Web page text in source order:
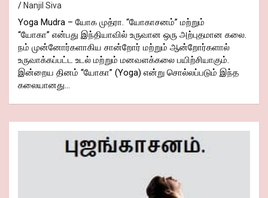
Nanjil Siva
Yoga Mudra – யோக முத்ரா. “யோகாசனம்” மற்றும்
“யோகா” என்பது இந்தியாவில் உருவான ஒரு அற்புதமான கலை.
நம் முன்னோர்களாகிய சான்றோர் மற்றும் ஆன்றோர்களால்
உருவாக்கப்பட்ட உடல் மற்றும் மனவளக்கலை பயிற்சியாகும்.
இன்றைய தினம் “யோகா” (Yoga) என்று சொல்லப்படும் இந்த
கலையானது…